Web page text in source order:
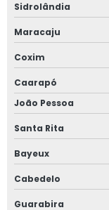
Sidrolândia
Maracaju
Coxim
Caarapó
João Pessoa
Santa Rita
Bayeux
Cabedelo
Guarabira